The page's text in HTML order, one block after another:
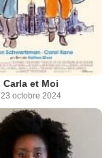
Carla et Moi
23 octobre 2024